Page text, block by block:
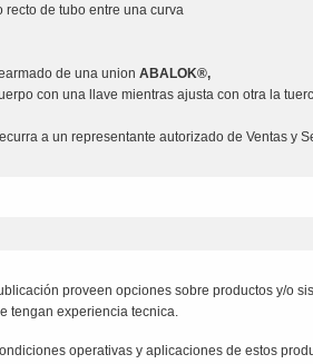
recto de tubo entre una curva
de una union ABALOK®,
con una llave mientras ajusta con otra la
a un representante autorizado de Ventas y
proveen opciones sobre productos y/o
tengan experiencia tecnica.
operativas y aplicaciones de estos